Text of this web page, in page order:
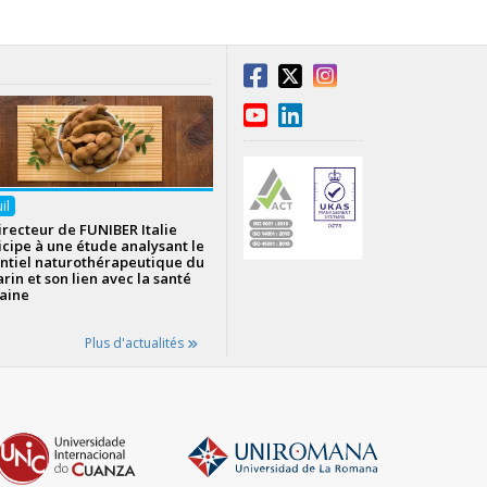
de FUNIBER Italie
à une étude analysant le
naturothérapeutique du
et son lien avec la santé
Plus d'actualités